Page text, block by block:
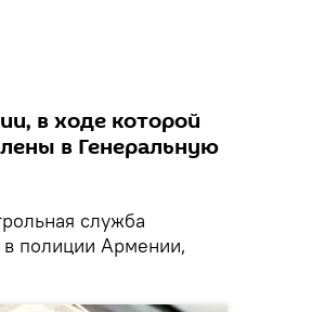
в ходе которой
в Генеральную
служба
полиции Армении,